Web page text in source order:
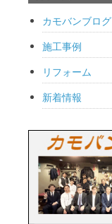
カモバンブログ
施工事例
リフォーム
新着情報